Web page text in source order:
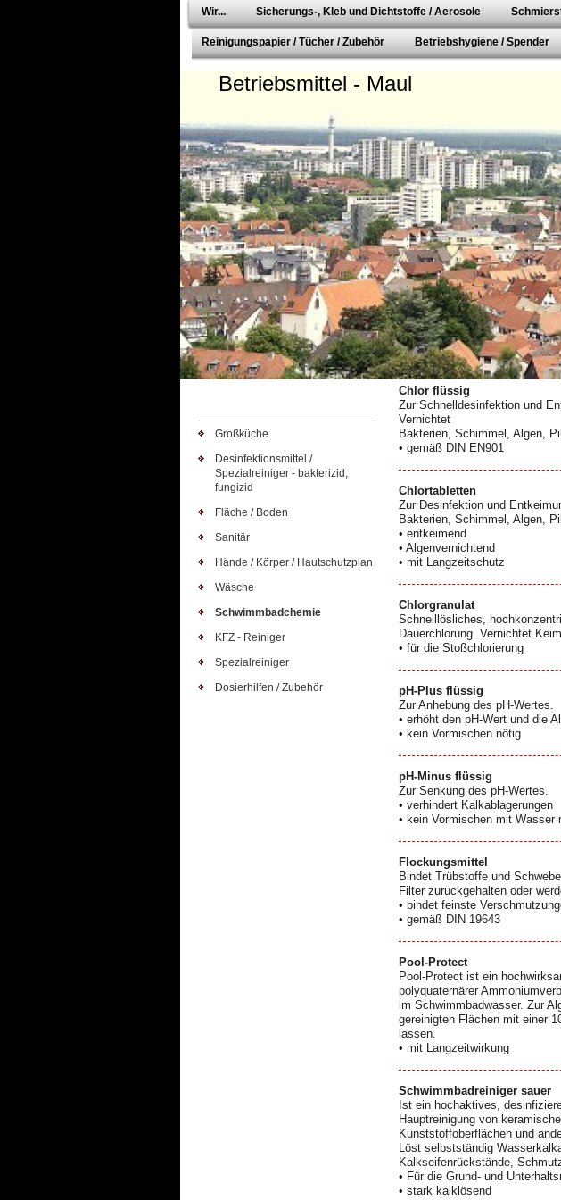
Wir... Sicherungs-, Kleb und Dichtstoffe / Aerosole
Reinigungspapier / Tücher / Zubehör Betriebshygiene / Spender
Betriebsmittel - Maul
Großküche
Desinfektionsmittel /
Spezialreiniger - bakterizid,
fungizid
Fläche / Boden
Sanitär
Hände / Körper / Hautschutzplan
Wäsche
Schwimmbadchemie
KFZ - Reiniger
Spezialreiniger
Dosierhilfen / Zubehör
Chlor flüssig
Zur Schnelldesinfektion und
Vernichtet
Bakterien, Schimmel, Algen,
• gemäß DIN EN901
Chlortabletten
Zur Desinfektion und
Bakterien, Schimmel, Algen,
• entkeimend
• Algenvernichtend
• mit Langzeitschutz
Chlorgranulat
Schnelllösliches,
Dauerchlorung. Vernichtet
• für die Stoßchlorierung
pH-Plus flüssig
Zur Anhebung des pH-Wertes.
• erhöht den pH-Wert und die
• kein Vormischen nötig
pH-Minus flüssig
Zur Senkung des pH-Wertes.
• verhindert Kalkablagerungen
• kein Vormischen mit Wasser
Flockungsmittel
Bindet Trübstoffe und
Filter zurückgehalten oder
• bindet feinste
• gemäß DIN 19643
Pool-Protect
Pool-Protect ist ein
polyquaternärer
im Schwimmbadwasser. Zur
gereinigten Flächen mit einer
lassen.
• mit Langzeitwirkung
Schwimmbadreiniger sauer
Ist ein hochaktives,
Hauptreinigung von
Kunststoffoberflächen und
Löst selbstständig
Kalkseifenrückstände,
• Für die Grund- und
• stark kalklösend